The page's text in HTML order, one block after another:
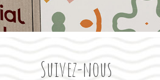
Suivez-nous